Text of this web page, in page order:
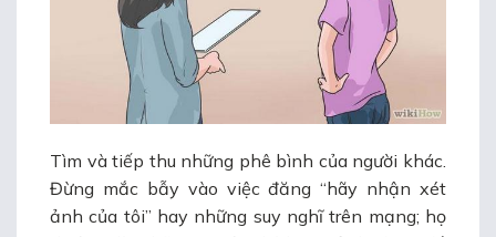
Tìm và tiếp thu những phê bình của người khác.
Đừng mắc bẫy vào việc đăng “hãy nhận xét
ảnh của tôi” hay những suy nghĩ trên mạng; họ